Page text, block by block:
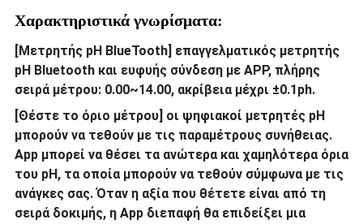
Χαρακτηριστικά γνωρίσματα:
[Μετρητής pH BlueTooth] επαγγελματικός μετρητής
pH Bluetooth και ευφυής σύνδεση με APP, πλήρης
σειρά μέτρου: 0.00~14.00, ακρίβεια μέχρι ±0.1ph.
[Θέστε το όριο μέτρου] οι ψηφιακοί μετρητές pH
μπορούν να τεθούν με τις παραμέτρους συνήθειας.
App μπορεί να θέσει τα ανώτερα και χαμηλότερα όρια
του pH, τα οποία μπορούν να τεθούν σύμφωνα με τις
ανάγκες σας. Όταν η αξία που θέτετε είναι από τη
σειρά δοκιμής, η App διεπαφή θα επιδείξει μια